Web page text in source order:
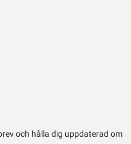
och hålla dig uppdaterad om